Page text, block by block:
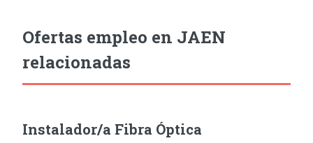
Ofertas empleo en JAEN
relacionadas
Instalador/a Fibra Óptica